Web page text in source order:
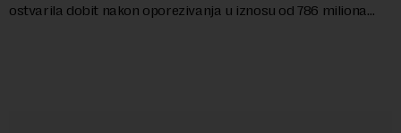
ostvarila dobit nakon oporezivanja u iznosu od 786 miliona